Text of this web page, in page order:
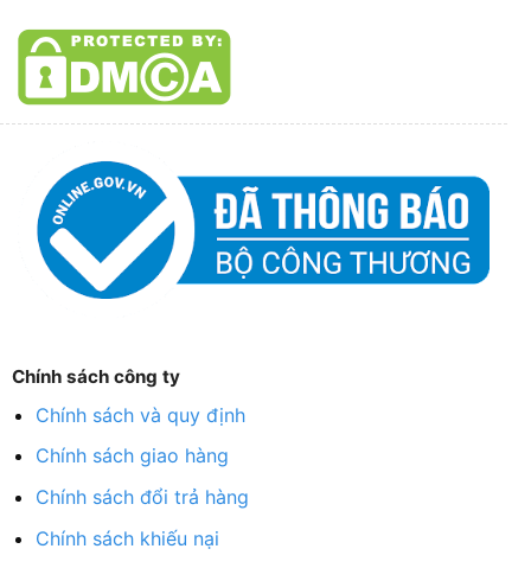
Chính sách công ty
Chính sách và quy định
Chính sách giao hàng
Chính sách đổi trả hàng
Chính sách khiếu nại